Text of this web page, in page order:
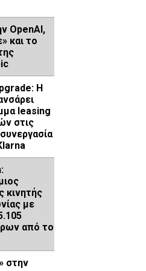
OpenAI,
και το
Η
leasing
στις
κινητής
με
από το
στην